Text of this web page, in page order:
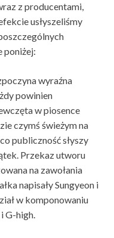
z producentami,
usłyszeliśmy
poniżej:
wyraźna
powinien
w piosence
czymś świeżym na
publiczność słyszy
Przekaz utworu
na zawołania
napisały Sungyeon i
w komponowaniu
G-high.